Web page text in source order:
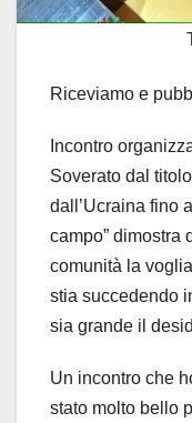
Riceviamo e
Incontro
Soverato dal
dall’Ucraina fino
campo” dimostra
comunità la
stia succedendo
sia grande il
Un incontro che
stato molto bello